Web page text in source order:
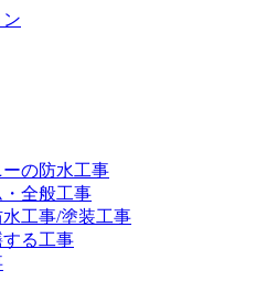
の防水工事
全般工事
工事/塗装工事
る工事